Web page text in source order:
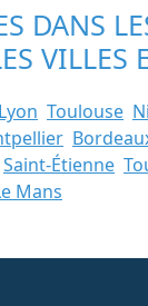
DANS
VILLES
Lyon Toulouse
Saint-Étienne
Mans